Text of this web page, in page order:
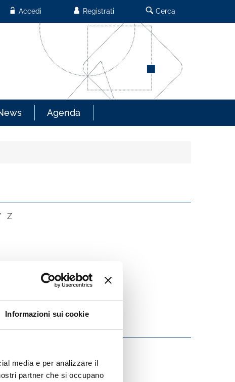
Informazioni sui cookie
media e per analizzare il
partner che si occupano
Cerca
Registrati
Accedi
Agenda
Z